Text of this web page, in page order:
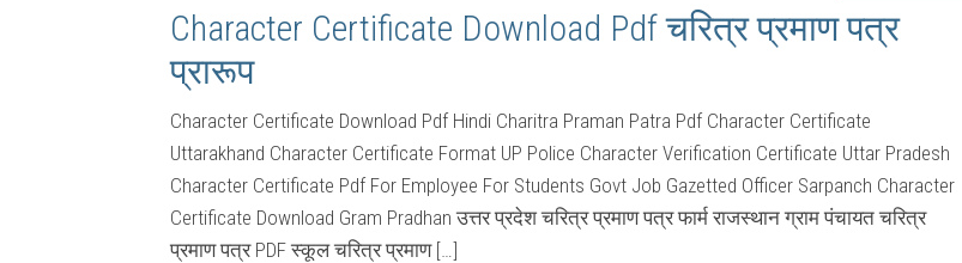
Character Certificate Download Pdf चरित्र प्रमाण पत्र
प्रारूप
Character Certificate Download Pdf Hindi Charitra Praman Patra Pdf Character Certificate
Uttarakhand Character Certificate Format UP Police Character Verification Certificate Uttar Pradesh
Character Certificate Pdf For Employee For Students Govt Job Gazetted Officer Sarpanch Character
Certificate Download Gram Pradhan उत्तर प्रदेश चरित्र प्रमाण पत्र फार्म राजस्थान ग्राम पंचायत चरित्र
प्रमाण पत्र PDF स्कूल चरित्र प्रमाण […]